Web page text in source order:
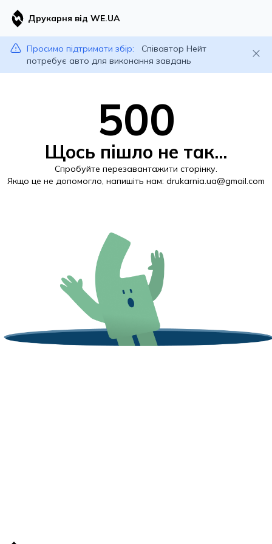
Друкарня від WE.UA
Просимо підтримати збір:
Співавтор Нейт
потребує авто для виконання завдань
500
Щось пішло не так...
Спробуйте перезавантажити сторінку.
Якщо це не допомогло, напишіть нам: drukarnia.ua@gmail.com